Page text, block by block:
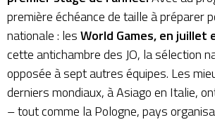
première échéance de taille à préparer
nationale : lesWorld Games, en juillet
cette antichambre des JO, la sélection
opposée à sept autres équipes. Les
derniers mondiaux, à Asiago en Italie,
– tout comme la Pologne, pays